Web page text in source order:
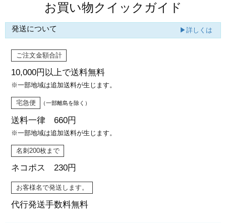
お買い物クイックガイド
発送について ▶詳しくは
ご注文金額合計
10,000円以上で送料無料
※一部地域は追加送料が生じます。
宅急便 （一部離島を除く）
送料一律 660円
※一部地域は追加送料が生じます。
名刺200枚まで
ネコポス 230円
お客様名で発送します。
代行発送手数料無料